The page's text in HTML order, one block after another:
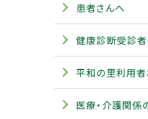
患者さんへ
健康診断受診者
平和の里利用者
医療・介護関係